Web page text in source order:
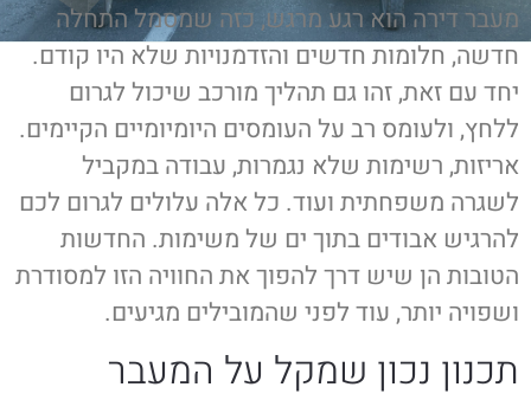
מעבר דירה הוא רגע מרגש, כזה שמסמל התחלה
חדשה, חלומות חדשים והזדמנויות שלא היו קודם.
יחד עם זאת, זהו גם תהליך מורכב שיכול לגרום
ללחץ, ולעומס רב על העומסים היומיומיים הקיימים.
אריזות, רשימות שלא נגמרות, עבודה במקביל
לשגרה משפחתית ועוד. כל אלה עלולים לגרום לכם
להרגיש אבודים בתוך ים של משימות. החדשות
הטובות הן שיש דרך להפוך את החוויה הזו למסודרת
ושפויה יותר, עוד לפני שהמובילים מגיעים.
תכנון נכון שמקל על המעבר